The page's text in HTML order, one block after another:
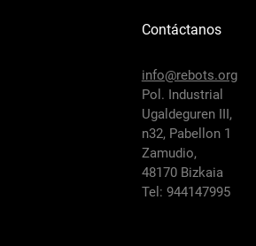
Contáctanos
info@rebots.org
Pol. Industrial
Ugaldeguren III,
n32, Pabellon 1
Zamudio,
48170 Bizkaia
Tel: 944147995